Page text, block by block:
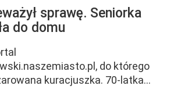
sprawę. Seniorka
do domu
do którego
kuracjuszka. 70-latka...